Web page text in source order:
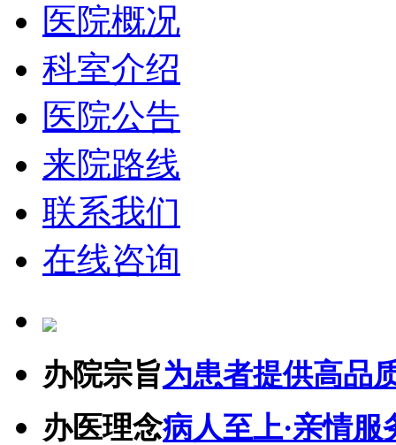
医院概况
科室介绍
医院公告
来院路线
联系我们
在线咨询
办院宗旨为患者提供高品
办医理念病人至上·亲情服